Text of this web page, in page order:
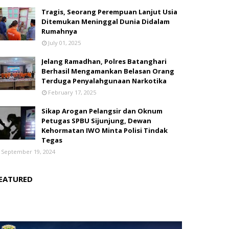
Tragis, Seorang Perempuan Lanjut Usia
Ditemukan Meninggal Dunia Didalam
Rumahnya
July 01, 2025
Jelang Ramadhan, Polres Batanghari
Berhasil Mengamankan Belasan Orang
Terduga Penyalahgunaan Narkotika
February 17, 2025
Sikap Arogan Pelangsir dan Oknum
Petugas SPBU Sijunjung, Dewan
Kehormatan IWO Minta Polisi Tindak
Tegas
September 19, 2024